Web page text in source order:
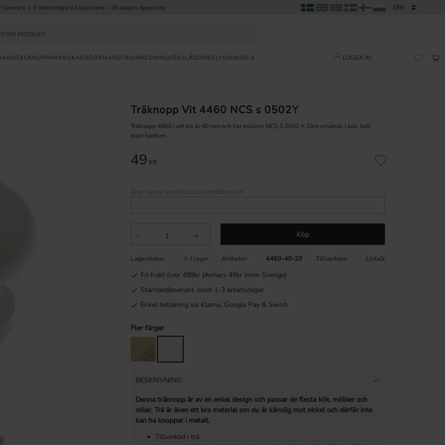
Leverans 1-3 arbetsdagar på lagervaror 30 dagars öppet köp
KNOPPAR KROKAR DÖRRHANDTAG INREDNING KÖKSLÅDOR BELYSNING REA LOGGA IN
Träknopp Vit 4460 NCS s 0502Y
Träknopp 4460 i vitt trä är 40 mm och har kulören NCS S 0502-Y. Den används i kök, hall
eller badrum.
49 KR
+
- Köp
Lägg till i favoriter
Ange gärna tjocklek på luckan/lådan här!
Lagerstatus I lager Artikelnr 4460-40-20 Tillverkare Linfalk
Fri frakt över 499kr (Annars 49kr inom Sverige)
Standardleverans inom 1-3 arbetsdagar
Enkel betalning via Klarna, Google Pay & Swish
Fler färger
BESKRIVNING
Denna träknopp är av en enkel design och passar de flesta kök, möbler och
stilar. Trä är även ett bra material om du är känslig mot nickel och därför inte
kan ha knoppar i metall.
Tillverkad i trä.
DAGAR